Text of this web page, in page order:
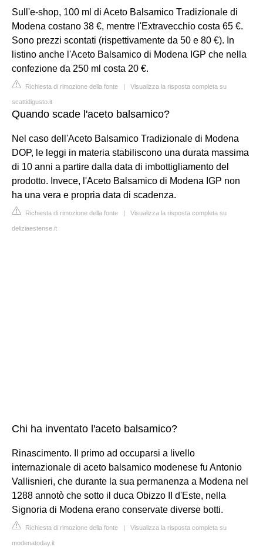
Sull'e-shop, 100 ml di Aceto Balsamico Tradizionale di
Modena costano 38 €, mentre l'Extravecchio costa 65 €.
Sono prezzi scontati (rispettivamente da 50 e 80 €). In
listino anche l'Aceto Balsamico di Modena IGP che nella
confezione da 250 ml costa 20 €.
Richiesta di rimozione della fonte | Visualizza la risposta completa su
scattidigusto.it
Quando scade l'aceto balsamico?
Nel caso dell'Aceto Balsamico Tradizionale di Modena
DOP, le leggi in materia stabiliscono una durata massima
di 10 anni a partire dalla data di imbottigliamento del
prodotto. Invece, l'Aceto Balsamico di Modena IGP non
ha una vera e propria data di scadenza.
Richiesta di rimozione della fonte | Visualizza la risposta completa su
deliziaestense.it
Chi ha inventato l'aceto balsamico?
Rinascimento. Il primo ad occuparsi a livello
internazionale di aceto balsamico modenese fu Antonio
Vallisnieri, che durante la sua permanenza a Modena nel
1288 annotò che sotto il duca Obizzo II d'Este, nella
Signoria di Modena erano conservate diverse botti.
Richiesta di rimozione della fonte | Visualizza la risposta completa su
modenatoday.it